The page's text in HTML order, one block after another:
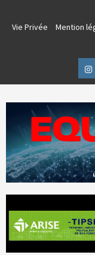
Vie Privée
Mention